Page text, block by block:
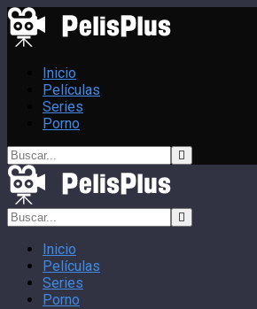
Inicio
Películas
Series
Porno
Inicio
Películas
Series
Porno